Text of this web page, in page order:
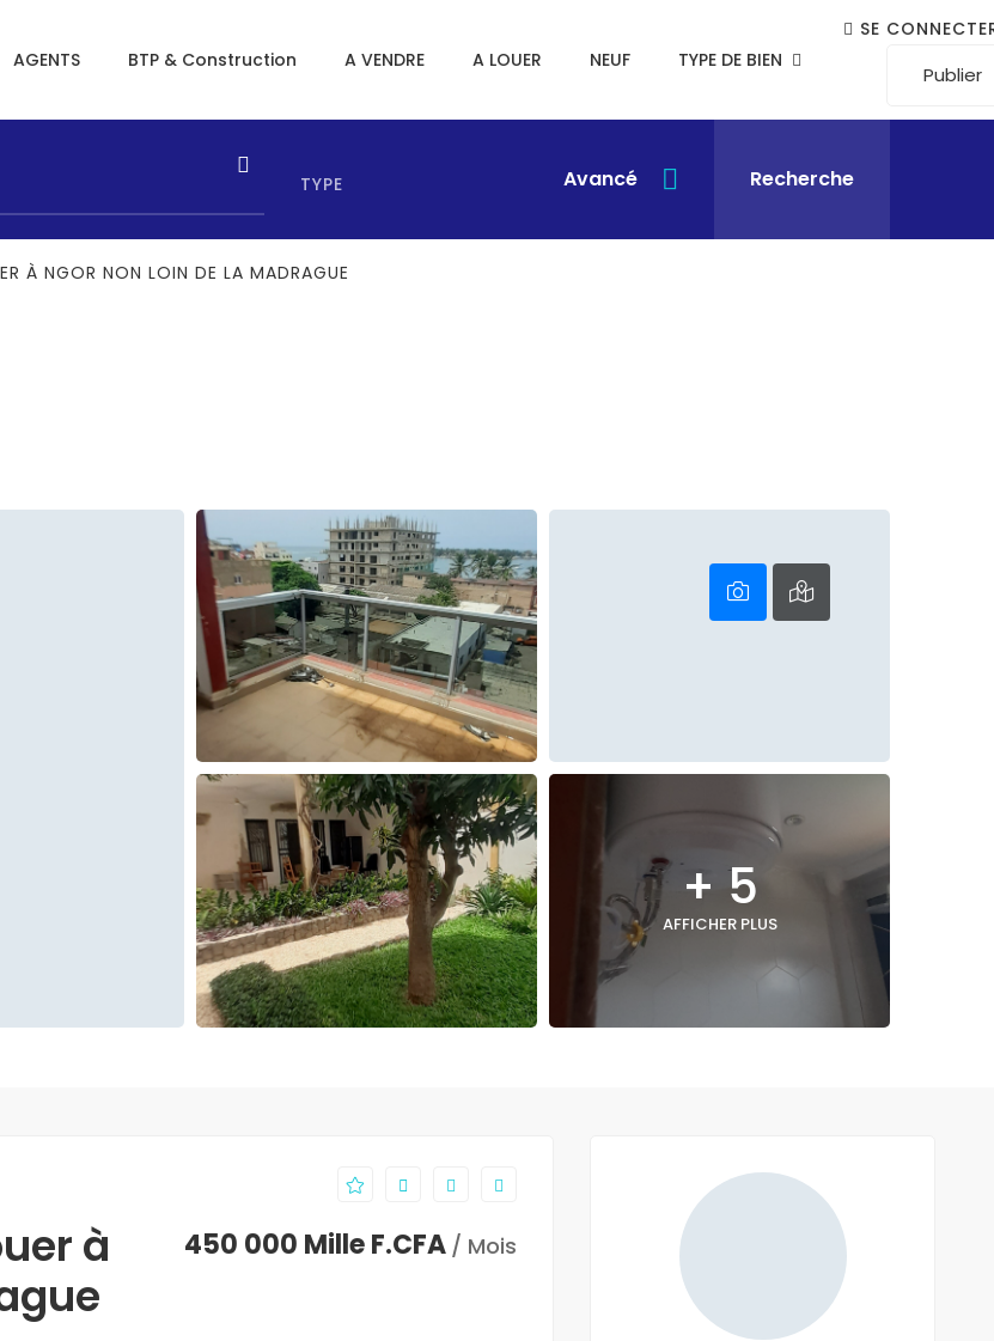
AGENTS BTP & Construction A VENDRE A LOUER NEUF TYPE DE BIEN
SE
Publier
TYPE
Avancé Recherche
À NGOR NON LOIN DE LA MADRAGUE
+ 5
AFFICHER PLUS
à
450 000 Mille F.CFA / Mois